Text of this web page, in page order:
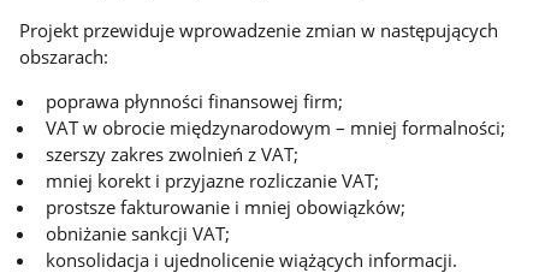
Projekt przewiduje wprowadzenie zmian w następujących
obszarach:
poprawa płynności finansowej firm;
VAT w obrocie międzynarodowym – mniej formalności;
szerszy zakres zwolnień z VAT;
mniej korekt i przyjazne rozliczanie VAT;
prostsze fakturowanie i mniej obowiązków;
obniżanie sankcji VAT;
konsolidacja i ujednolicenie wiążących informacji.